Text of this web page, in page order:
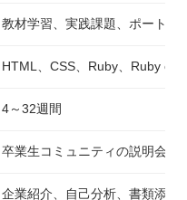
教材学習、実践課題、ポートフ
HTML、CSS、Ruby、Ruby on
4～32週間
卒業生コミュニティの説明会・
企業紹介、自己分析、書類添削